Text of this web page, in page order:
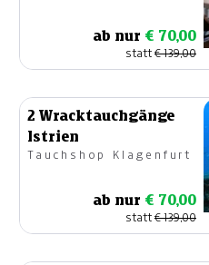
ab nur € 70,00
statt€ 139,00
2 Wracktauchgänge
Istrien
Tauchshop Klagenfurt
ab nur € 70,00
statt€ 139,00